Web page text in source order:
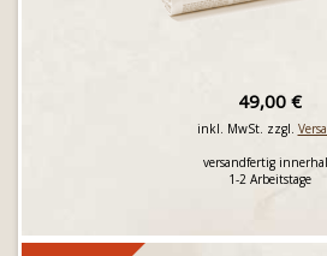
49,00 €
inkl. MwSt. zzgl.
versandfertig
1-2 Arbeitstage